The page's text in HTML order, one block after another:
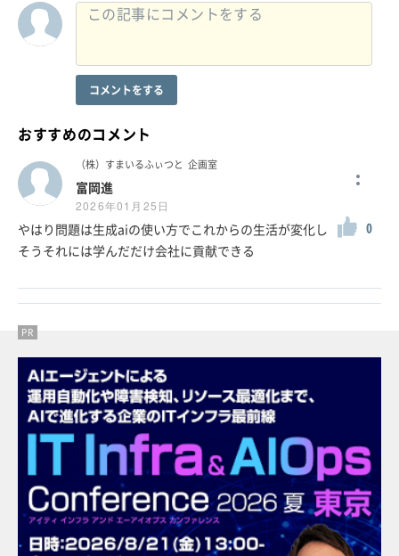
コメントをする
おすすめのコメント
（株）すまいるふぃつと 企画室
富岡進
2026年01月25日
やはり問題は生成aiの使い方でこれからの生活が変化し
そうそれには学んだだけ会社に貢献できる
0
PR
PR
PR